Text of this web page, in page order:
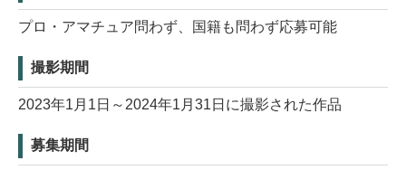
プロ・アマチュア問わず、国籍も問わず応募可能
撮影期間
2023年1月1日～2024年1月31日に撮影された作品
募集期間